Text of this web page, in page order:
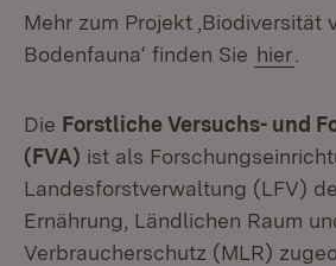
Mehr zum Projekt ‚Biodiversität
Bodenfauna‘ finden Sie hier
Die Forstliche Versuchs- und
(FVA) ist als
Landesforstverwaltung (LFV)
Ernährung, Ländlichen Raum
Verbraucherschutz (MLR)